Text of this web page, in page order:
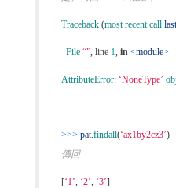
Traceback (most recent call last
File “”, line 1, in <module>
AttributeError: ‘NoneType’
>>> pat.findall(‘ax1by2cz3’)
傳回
[‘1’, ‘2’, ‘3’]